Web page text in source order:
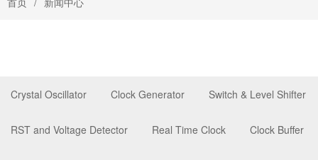
Crystal Oscillator Clock Generator Switch & Level Shifter
RST and Voltage Detector Real Time Clock Clock Buffer